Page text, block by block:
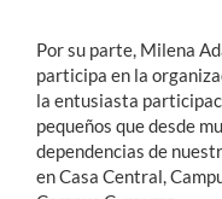
Por su parte, Milena
participa en la
la entusiasta
pequeños que desde
dependencias de
en Casa Central,